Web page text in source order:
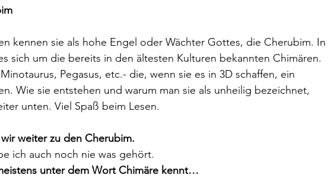
kennen sie als hohe Engel oder Wächter Gottes, die Cherubim. In
sich um die bereits in den ältesten Kulturen bekannten Chimären.
Pegasus, etc.- die, wenn sie es in 3D schaffen, ein
Wie sie entstehen und warum man sie als unheilig bezeichnet,
unten. Viel Spaß beim Lesen.
weiter zu den Cherubim.
ich auch noch nie was gehört.
unter dem Wort Chimäre kennt…